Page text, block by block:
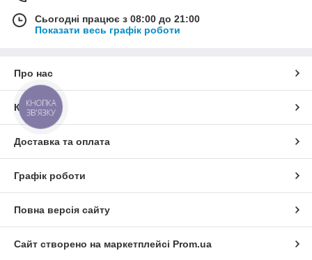
Сьогодні працює з 08:00 до 21:00
Показати весь графік роботи
Про нас
Контакти
Доставка та оплата
Графік роботи
Повна версія сайту
Сайт створено на маркетплейсі Prom.ua
КНОПКА
ЗВ'ЯЗКУ